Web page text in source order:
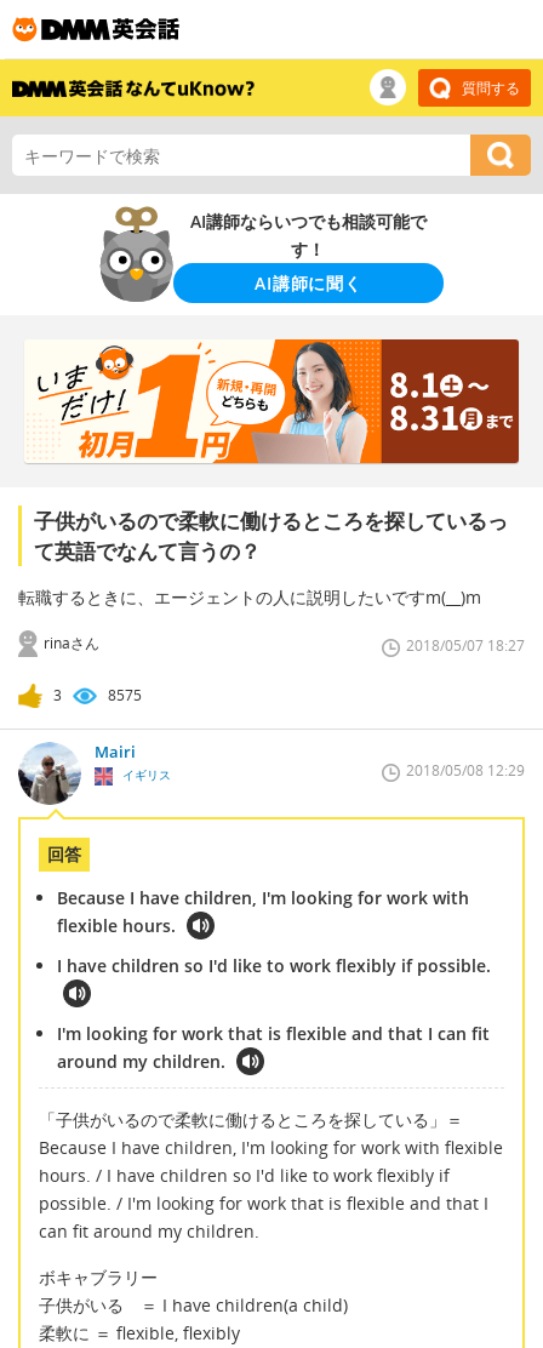
質問する
AI講師ならいつでも相談可能で
す！
AI講師に聞く
子供がいるので柔軟に働けるところを探しているっ
て英語でなんて言うの？
転職するときに、エージェントの人に説明したいですm(__)m
rinaさん 2018/05/07 18:27
3 8575
Mairi
イギリス 2018/05/08 12:29
回答
Because I have children, I'm looking for work with
flexible hours.
I have children so I'd like to work flexibly if possible.
I'm looking for work that is flexible and that I can fit
around my children.
「子供がいるので柔軟に働けるところを探している」＝
Because I have children, I'm looking for work with flexible
hours. / I have children so I'd like to work flexibly if
possible. / I'm looking for work that is flexible and that I
can fit around my children.
ボキャブラリー
子供がいる ＝ I have children(a child)
柔軟に ＝ flexible, flexibly